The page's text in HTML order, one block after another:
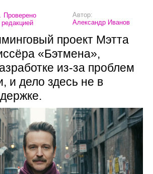
Проверено
редакцией
Автор:
Александр Иванов
проект Мэтта
«Бэтмена»,
из-за проблем
и дело здесь не в